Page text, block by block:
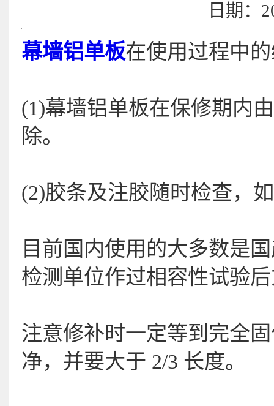
日期
幕墙铝单板在使用过程中
(1)幕墙铝单板在保修期内
除。
(2)胶条及注胶随时检查，
目前国内使用的大多数是
检测单位作过相容性试验
注意修补时一定等到完全
净，并要大于 2/3 长度。